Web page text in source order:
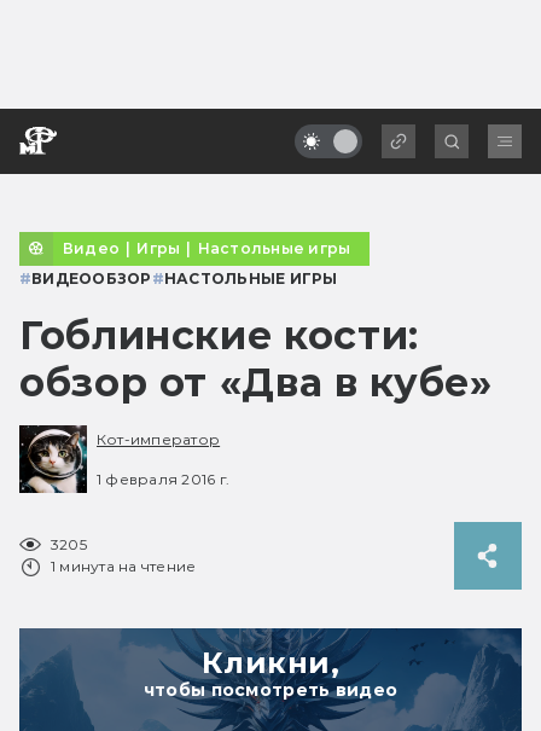
Видео | Игры | Настольные игры
#ВИДЕООБЗОР #НАСТОЛЬНЫЕ ИГРЫ
Гоблинские кости:
обзор от «Два в кубе»
Кот-император
1 февраля 2016 г.
3205
1 минута на чтение
Кликни,
чтобы посмотреть видео